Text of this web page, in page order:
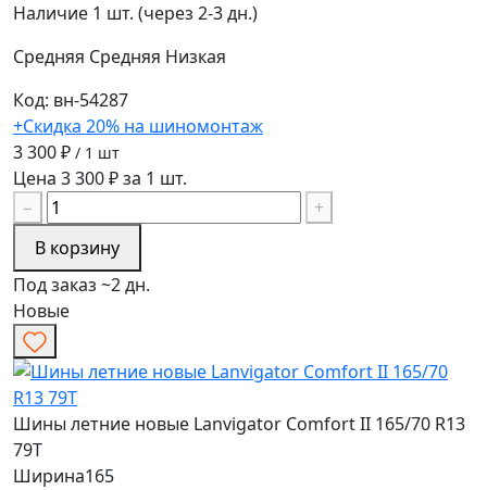
Наличие 1 шт. (через 2-3 дн.)
Средняя Средняя Низкая
Код: вн-54287
+Скидка 20% на шиномонтаж
3 300 ₽ / 1 шт
Цена 3 300 ₽ за 1 шт.
−
+
В корзину
Под заказ ~2 дн.
Новые
Шины летние новые Lanvigator Comfort II 165/70 R13
79T
Ширина165